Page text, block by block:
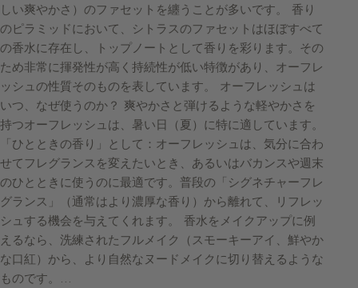
しい爽やかさ）のファセットを纏うことが多いです。 香り
のピラミッドにおいて、シトラスのファセットはほぼすべて
の香水に存在し、トップノートとして香りを彩ります。その
ため非常に揮発性が高く持続性が低い特徴があり、オーフレ
ッシュの性質そのものを表しています。 オーフレッシュは
いつ、なぜ使うのか？ 爽やかさと弾けるような軽やかさを
持つオーフレッシュは、暑い日（夏）に特に適しています。
「ひとときの香り」として：オーフレッシュは、気分に合わ
せてフレグランスを変えたいとき、あるいはバカンスや週末
のひとときに使うのに最適です。普段の「シグネチャーフレ
グランス」（通常はより濃厚な香り）から離れて、リフレッ
シュする機会を与えてくれます。 香水をメイクアップに例
えるなら、洗練されたフルメイク（スモーキーアイ、鮮やか
な口紅）から、より自然なヌードメイクに切り替えるような
ものです。…